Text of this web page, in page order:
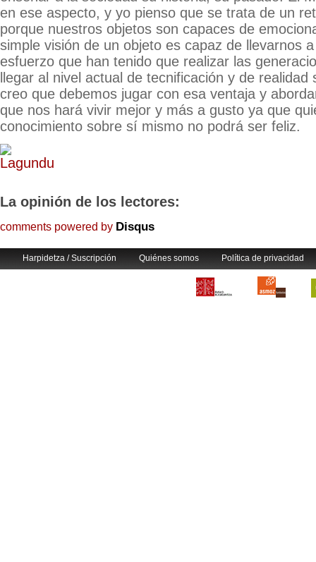
en ese aspecto, y yo pienso que se trata de un
porque nuestros objetos son capaces de
simple visión de un objeto es capaz de llevarnos
esfuerzo que han tenido que realizar las
llegar al nivel actual de tecnificación y de
creo que debemos jugar con esa ventaja y
que nos hará vivir mejor y más a gusto ya que
conocimiento sobre sí mismo no podrá ser feliz.
La opinión de los lectores:
comments powered by Disqus
Harpidetza / Suscripción Quiénes somos Política de privacidad